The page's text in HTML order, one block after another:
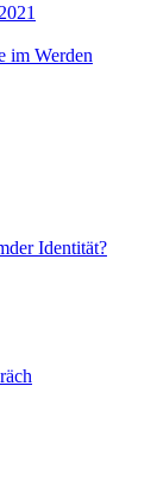
im Werden
Identität?